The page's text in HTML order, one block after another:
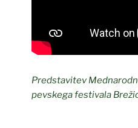
Predstavitev
pevskega festivala